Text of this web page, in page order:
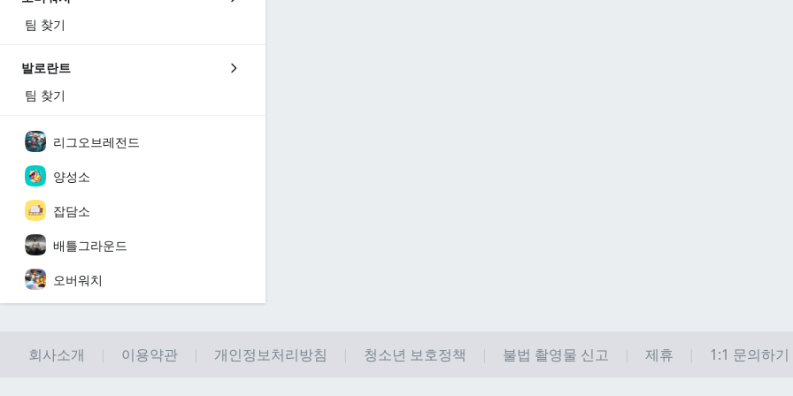
팀 찾기
발로란트
팀 찾기
리그오브레전드
양성소
잡담소
배틀그라운드
오버워치
회사소개 이용약관 개인정보처리방침 청소년 보호정책 불법 촬영물 신고 제휴 1:1 문의하기